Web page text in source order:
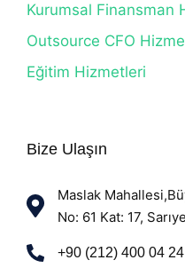
Kurumsal Finansman
Outsource CFO
Eğitim Hizmetleri
Bize Ulaşın
Maslak
No: 61 Kat: 17,
+90 (212) 400 04 24